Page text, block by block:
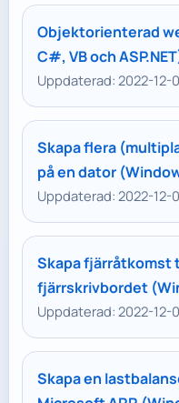
Objektorienterad
C#, VB och
Uppdaterad: 2022-12-
Skapa flera
på en dator
Uppdaterad: 2022-12-
Skapa fjärråtkomst
fjärrskrivbordet
Uppdaterad: 2022-12-
Skapa en